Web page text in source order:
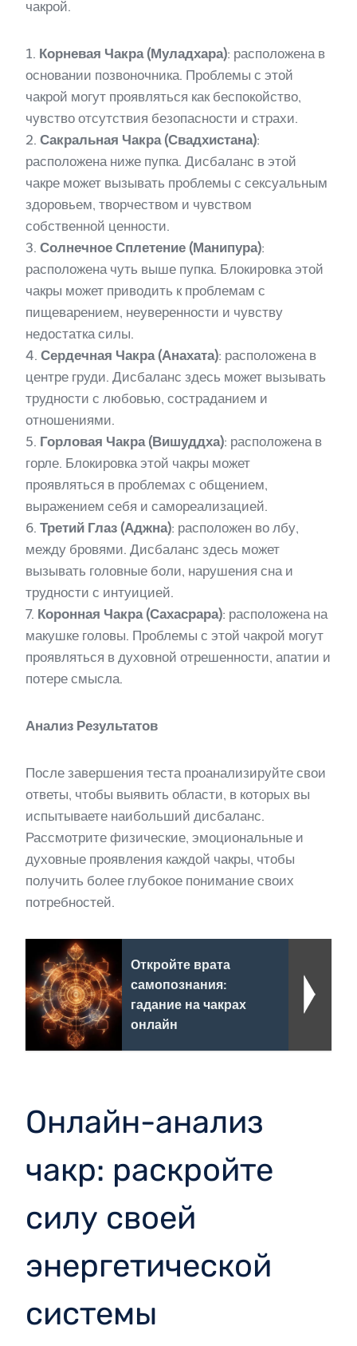
чакрой.
1. Корневая Чакра (Муладхара): расположена в
основании позвоночника. Проблемы с этой
чакрой могут проявляться как беспокойство,
чувство отсутствия безопасности и страхи.
2. Сакральная Чакра (Свадхистана):
расположена ниже пупка. Дисбаланс в этой
чакре может вызывать проблемы с сексуальным
здоровьем, творчеством и чувством
собственной ценности.
3. Солнечное Сплетение (Манипура):
расположена чуть выше пупка. Блокировка этой
чакры может приводить к проблемам с
пищеварением, неуверенности и чувству
недостатка силы.
4. Сердечная Чакра (Анахата): расположена в
центре груди. Дисбаланс здесь может вызывать
трудности с любовью, состраданием и
отношениями.
5. Горловая Чакра (Вишуддха): расположена в
горле. Блокировка этой чакры может
проявляться в проблемах с общением,
выражением себя и самореализацией.
6. Третий Глаз (Аджна): расположен во лбу,
между бровями. Дисбаланс здесь может
вызывать головные боли, нарушения сна и
трудности с интуицией.
7. Коронная Чакра (Сахасрара): расположена на
макушке головы. Проблемы с этой чакрой могут
проявляться в духовной отрешенности, апатии и
потере смысла.
Анализ Результатов
После завершения теста проанализируйте свои
ответы, чтобы выявить области, в которых вы
испытываете наибольший дисбаланс.
Рассмотрите физические, эмоциональные и
духовные проявления каждой чакры, чтобы
получить более глубокое понимание своих
потребностей.
Откройте врата
самопознания:
гадание на чакрах
онлайн
Онлайн-анализ
чакр: раскройте
силу своей
энергетической
системы